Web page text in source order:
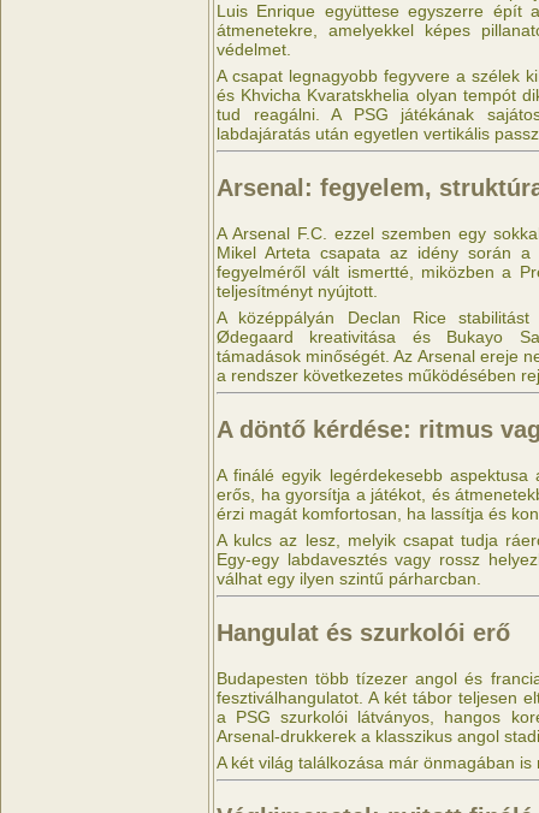
Luis Enrique együttese egyszerre épít
átmenetekre, amelyekkel képes
védelmet.
A csapat legnagyobb fegyvere a szélek
és Khvicha Kvaratskhelia olyan tempót
tud reagálni. A PSG játékának
labdajáratás után egyetlen vertikális
Arsenal: fegyelem,
A Arsenal F.C. ezzel szemben egy
Mikel Arteta csapata az idény során a
fegyelméről vált ismertté, miközben a
teljesítményt nyújtott.
A középpályán Declan Rice
Ødegaard kreativitása és Bukayo
támadások minőségét. Az Arsenal ereje
a rendszer következetes működésében
A döntő kérdése: ritmus
A finálé egyik legérdekesebb
erős, ha gyorsítja a játékot, és
érzi magát komfortosan, ha lassítja és
A kulcs az lesz, melyik csapat tudja
Egy-egy labdavesztés vagy rossz
válhat egy ilyen szintű párharcban.
Hangulat és szurkolói erő
Budapesten több tízezer angol és
fesztiválhangulatot. A két tábor teljesen
a PSG szurkolói látványos, hangos
Arsenal-drukkerek a klasszikus angol
A két világ találkozása már önmagában